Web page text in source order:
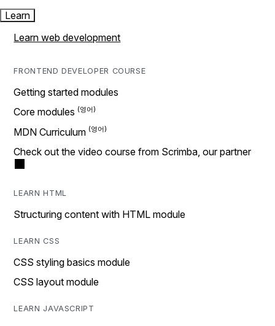
Learn
Learn web development
FRONTEND DEVELOPER COURSE
Getting started modules
Core modules
MDN Curriculum
Check out the video course from Scrimba, our partner
LEARN HTML
Structuring content with HTML module
LEARN CSS
CSS styling basics module
CSS layout module
LEARN JAVASCRIPT